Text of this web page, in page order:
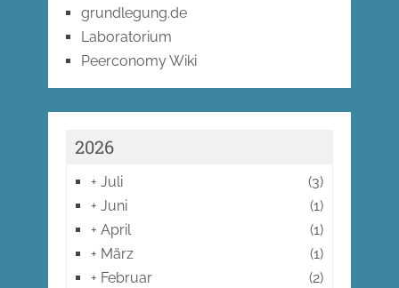
grundlegung.de
Laboratorium
Peerconomy Wiki
2026
+ Juli
(3)
+ Juni
(1)
+ April
(1)
+ März
(1)
+ Februar
(2)